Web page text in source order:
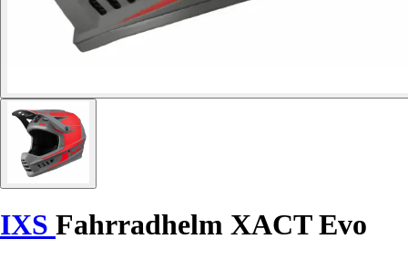
IXS Fahrradhelm XACT Evo